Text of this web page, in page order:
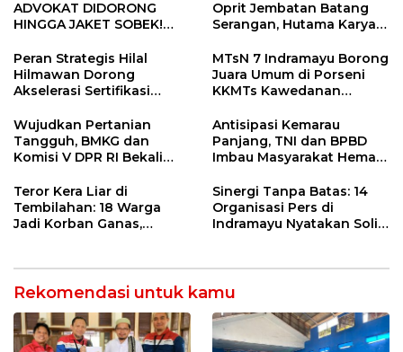
ADVOKAT DIDORONG
HINGGA JAKET SOBEK!
Ngamuk Kepung Polresta
Pekanbaru!
Oprit Jembatan Batang
Serangan, Hutama Karya
55 Tol Binjai–Langsa
Peran Strategis Hilal
Hilmawan Dorong
Akselerasi Sertifikasi
Entaskan Kemiskinan di
Indramayu
MTsN 7 Indramayu Borong
Juara Umum di Porseni
KKMTs Kawedanan
Wujudkan Pertanian
Tangguh, BMKG dan
Komisi V DPR RI Bekali
Sekolah Lapang Iklim
Antisipasi Kemarau
Panjang, TNI dan BPBD
Imbau Masyarakat Hemat
Kebakaran
Teror Kera Liar di
Tembilahan: 18 Warga
Jadi Korban Ganas,
Sinergi Tanpa Batas: 14
Organisasi Pers di
Indramayu Nyatakan Solid
Rekomendasi untuk kamu